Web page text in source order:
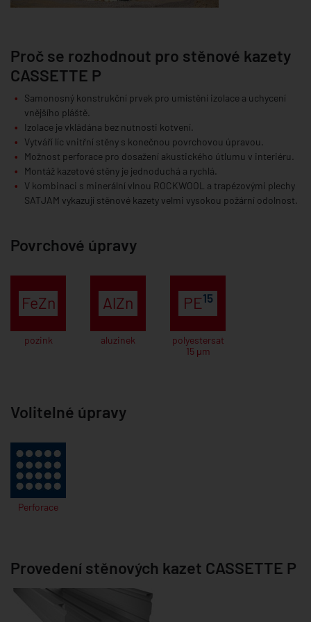
Proč se rozhodnout pro stěnové kazety
CASSETTE P
Samonosný konstrukční prvek pro umístění izolace a uchycení
vnějšího pláště.
Izolace je vkládána bez nutnosti kotvení.
Vytváří líc vnitřní stěny s konečnou povrchovou úpravou.
Možnost perforace pro dosažení akustického útlumu v interiéru.
Montáž kazetové stěny je jednoduchá a rychlá.
V kombinaci s minerální vlnou ROCKWOOL a trapézovými plechy
SATJAM vykazují stěnové kazety velmi vysokou požární odolnost.
Povrchové úpravy
FeZn
pozink
AlZn
aluzinek
PE15
polyestersat
15 μm
Volitelné úpravy
Perforace
Provedení stěnových kazet CASSETTE P